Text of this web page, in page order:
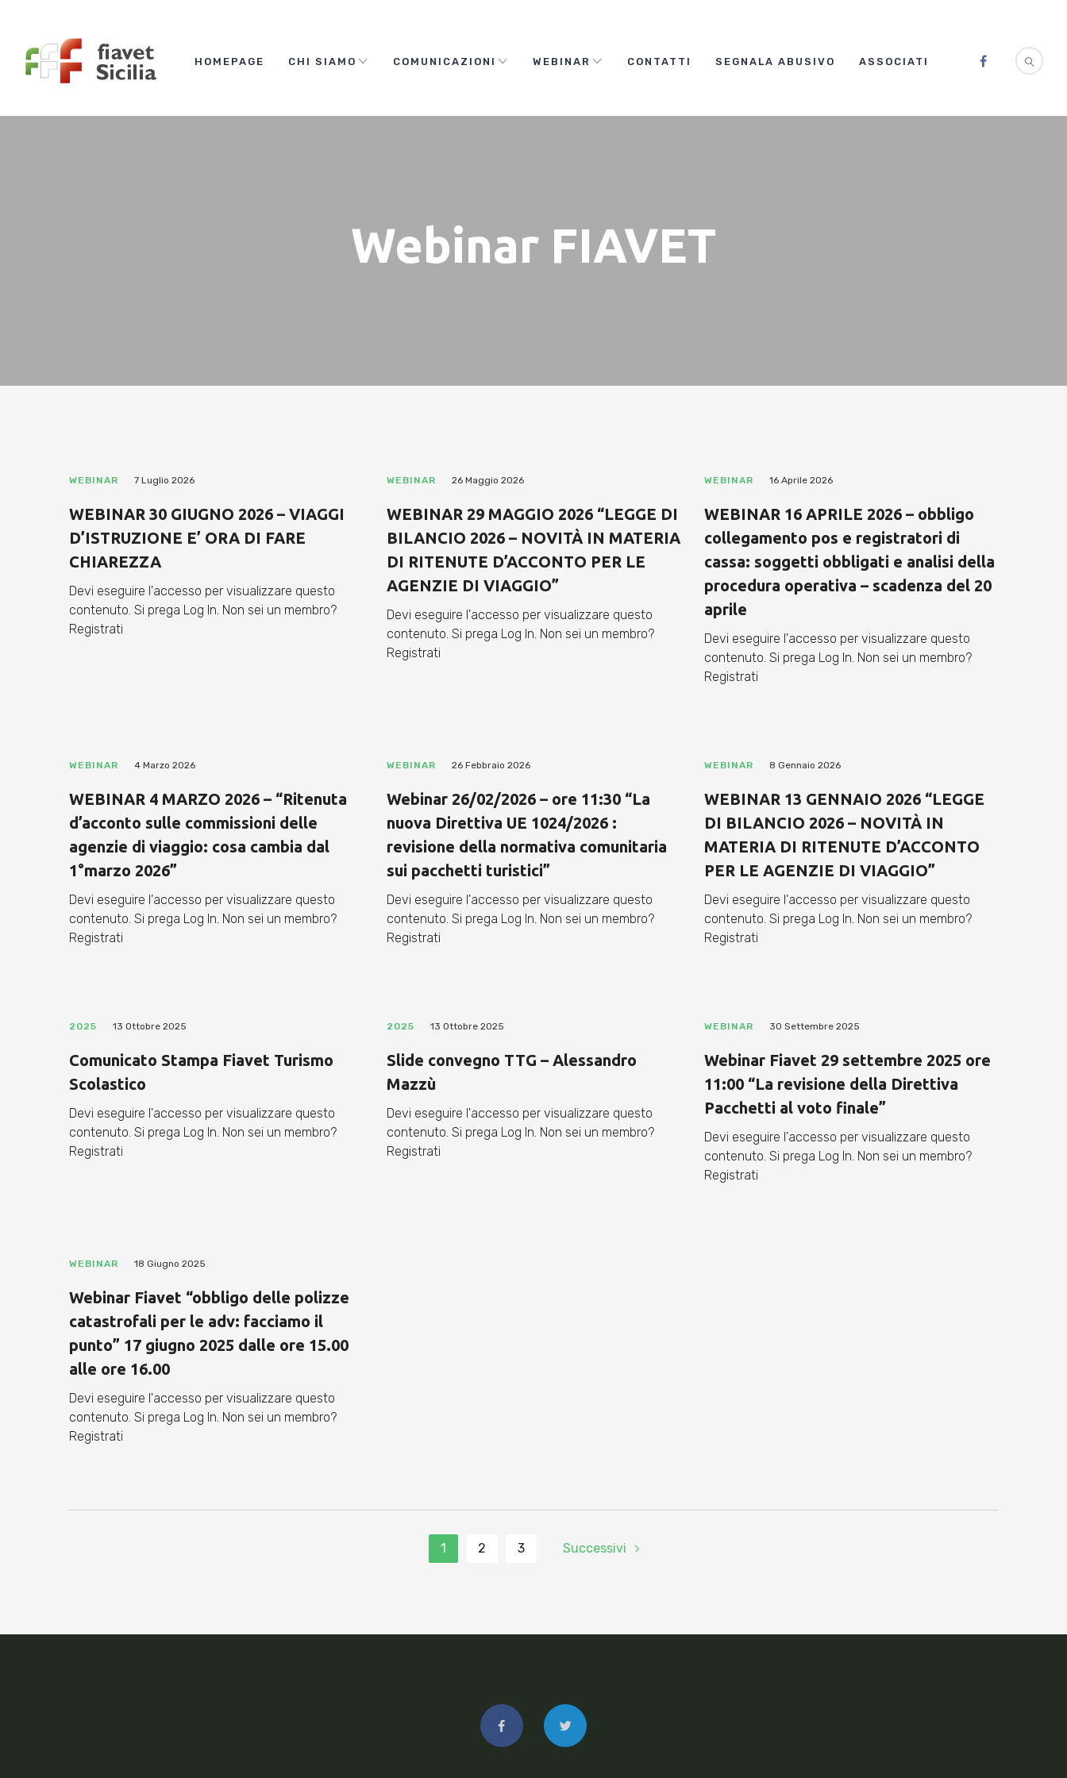
HOMEPAGE CHI SIAMO COMUNICAZIONI WEBINAR CONTATTI SEGNALA ABUSIVO ASSOCIATI
Webinar FIAVET
WEBINAR 7 Luglio 2026
WEBINAR 30 GIUGNO 2026 – VIAGGI
D’ISTRUZIONE E’ ORA DI FARE
CHIAREZZA
Devi eseguire l'accesso per visualizzare questo
contenuto. Si prega Log In. Non sei un membro?
Registrati
WEBINAR 26 Maggio 2026
WEBINAR 29 MAGGIO 2026 “LEGGE DI
BILANCIO 2026 – NOVITÀ IN MATERIA
DI RITENUTE D’ACCONTO PER LE
AGENZIE DI VIAGGIO”
Devi eseguire l'accesso per visualizzare questo
contenuto. Si prega Log In. Non sei un membro?
Registrati
WEBINAR 16 Aprile 2026
WEBINAR 16 APRILE 2026 – obbligo
collegamento pos e registratori di
cassa: soggetti obbligati e analisi della
procedura operativa – scadenza del 20
aprile
Devi eseguire l'accesso per visualizzare questo
contenuto. Si prega Log In. Non sei un membro?
Registrati
WEBINAR 4 Marzo 2026
WEBINAR 4 MARZO 2026 – “Ritenuta
d’acconto sulle commissioni delle
agenzie di viaggio: cosa cambia dal
1°marzo 2026”
Devi eseguire l'accesso per visualizzare questo
contenuto. Si prega Log In. Non sei un membro?
Registrati
WEBINAR 26 Febbraio 2026
Webinar 26/02/2026 – ore 11:30 “La
nuova Direttiva UE 1024/2026 :
revisione della normativa comunitaria
sui pacchetti turistici”
Devi eseguire l'accesso per visualizzare questo
contenuto. Si prega Log In. Non sei un membro?
Registrati
WEBINAR 8 Gennaio 2026
WEBINAR 13 GENNAIO 2026 “LEGGE
DI BILANCIO 2026 – NOVITÀ IN
MATERIA DI RITENUTE D’ACCONTO
PER LE AGENZIE DI VIAGGIO”
Devi eseguire l'accesso per visualizzare questo
contenuto. Si prega Log In. Non sei un membro?
Registrati
2025 13 Ottobre 2025
Comunicato Stampa Fiavet Turismo
Scolastico
Devi eseguire l'accesso per visualizzare questo
contenuto. Si prega Log In. Non sei un membro?
Registrati
2025 13 Ottobre 2025
Slide convegno TTG – Alessandro
Mazzù
Devi eseguire l'accesso per visualizzare questo
contenuto. Si prega Log In. Non sei un membro?
Registrati
WEBINAR 30 Settembre 2025
Webinar Fiavet 29 settembre 2025 ore
11:00 “La revisione della Direttiva
Pacchetti al voto finale”
Devi eseguire l'accesso per visualizzare questo
contenuto. Si prega Log In. Non sei un membro?
Registrati
WEBINAR 18 Giugno 2025
Webinar Fiavet “obbligo delle polizze
catastrofali per le adv: facciamo il
punto” 17 giugno 2025 dalle ore 15.00
alle ore 16.00
Devi eseguire l'accesso per visualizzare questo
contenuto. Si prega Log In. Non sei un membro?
Registrati
1 2 3 Successivi